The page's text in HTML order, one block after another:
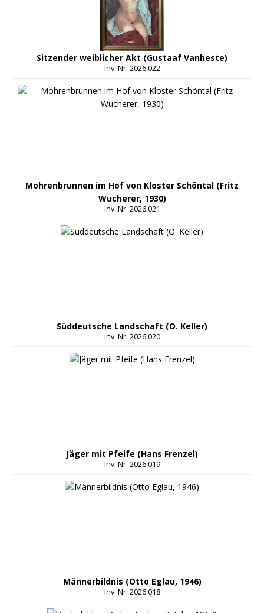
Sitzender weiblicher Akt (Gustaaf Vanheste)
Inv. Nr. 2026.022
Mohrenbrunnen im Hof von Kloster Schöntal (Fritz
Wucherer, 1930)
Inv. Nr. 2026.021
Süddeutsche Landschaft (O. Keller)
Inv. Nr. 2026.020
Jäger mit Pfeife (Hans Frenzel)
Inv. Nr. 2026.019
Männerbildnis (Otto Eglau, 1946)
Inv. Nr. 2026.018